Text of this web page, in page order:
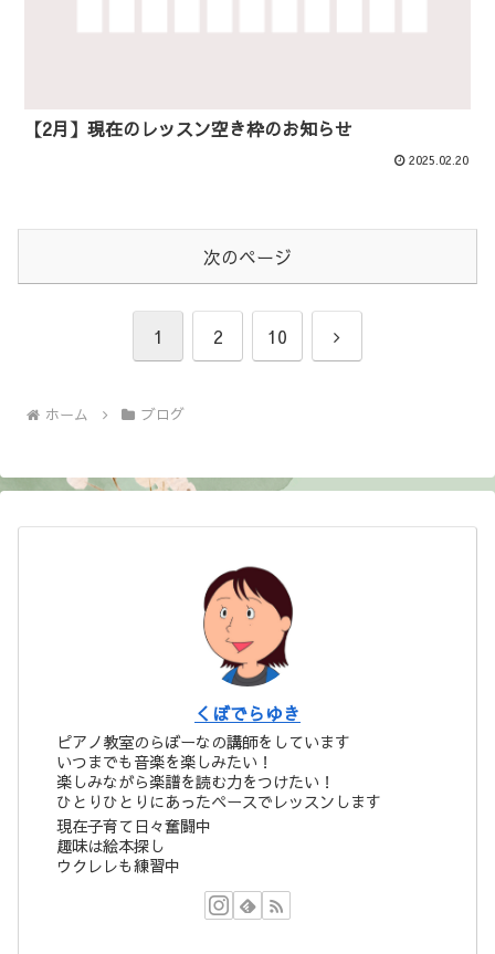
【2月】現在のレッスン空き枠のお知らせ
2025.02.20
次のページ
1 2 10
次
ホーム ブログ
くぼでらゆき
ピアノ教室のらぼーなの講師をしています
いつまでも音楽を楽しみたい！
楽しみながら楽譜を読む力をつけたい！
ひとりひとりにあったペースでレッスンします
現在子育て日々奮闘中
趣味は絵本探し
ウクレレも練習中